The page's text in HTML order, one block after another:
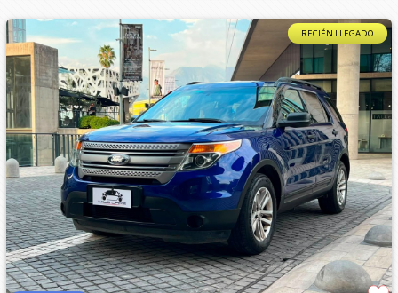
RECIÉN LLEGADO